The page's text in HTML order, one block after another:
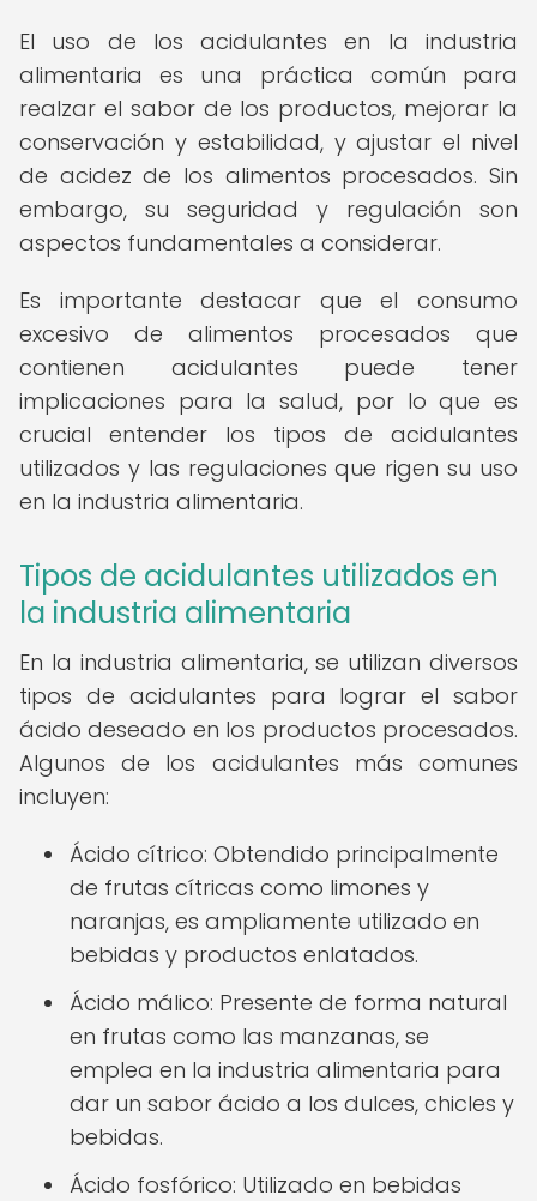
El uso de los acidulantes en la industria
alimentaria es una práctica común para
realzar el sabor de los productos, mejorar la
conservación y estabilidad, y ajustar el nivel
de acidez de los alimentos procesados. Sin
embargo, su seguridad y regulación son
aspectos fundamentales a considerar.
Es importante destacar que el consumo
excesivo de alimentos procesados que
contienen acidulantes puede tener
implicaciones para la salud, por lo que es
crucial entender los tipos de acidulantes
utilizados y las regulaciones que rigen su uso
en la industria alimentaria.
Tipos de acidulantes utilizados en
la industria alimentaria
En la industria alimentaria, se utilizan diversos
tipos de acidulantes para lograr el sabor
ácido deseado en los productos procesados.
Algunos de los acidulantes más comunes
incluyen:
Ácido cítrico: Obtendido principalmente
de frutas cítricas como limones y
naranjas, es ampliamente utilizado en
bebidas y productos enlatados.
Ácido málico: Presente de forma natural
en frutas como las manzanas, se
emplea en la industria alimentaria para
dar un sabor ácido a los dulces, chicles y
bebidas.
Ácido fosfórico: Utilizado en bebidas